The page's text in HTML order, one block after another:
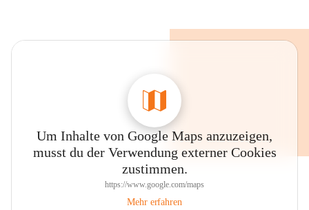
Um Inhalte von Google Maps anzuzeigen,
musst du der Verwendung externer Cookies
zustimmen.
https://www.google.com/maps
Mehr erfahren